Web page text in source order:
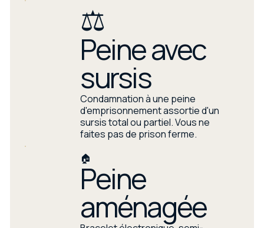
⚖️
Peine avec
sursis
Condamnation à une peine
d'emprisonnement assortie d'un
sursis total ou partiel. Vous ne
faites pas de prison ferme.
🏠
Peine
aménagée